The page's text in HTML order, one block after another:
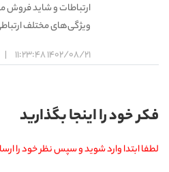
ارتباطات و شاید فروش
ویژگی‌های مختلف
1402/08/21 11:23:48
|
فکر خود را اینجا بگذارید
لطفا ابتدا وارد شوید و سپس نظر خود را